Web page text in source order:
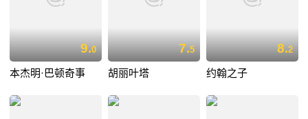
9.0
本杰明·巴顿奇事
7.5
胡丽叶塔
8.2
约翰之子